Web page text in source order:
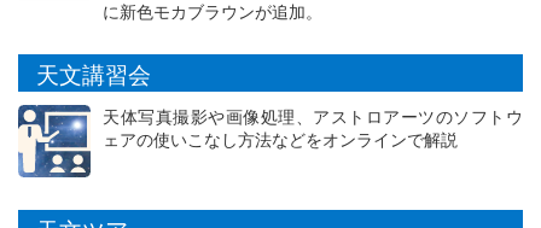
に新色モカブラウンが追加。
天文講習会
天体写真撮影や画像処理、アストロアーツのソフトウ
ェアの使いこなし方法などをオンラインで解説